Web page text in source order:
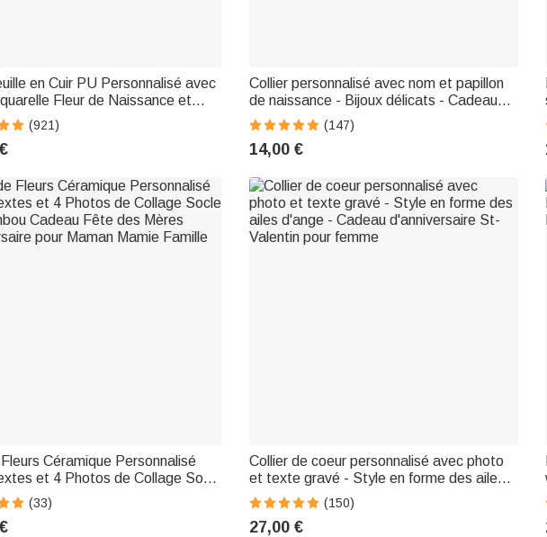
en Cuir PU Personnalisé avec
Fleur de Naissance et
Anniversaire pour Femme
(921)
Collier personnalisé avec nom et papillon
de naissance - Bijoux délicats - Cadeau
d'anniversaire pour femmes
(147)
14,00 €
Céramique Personnalisé
et 4 Photos de Collage Socle
Cadeau Fête des Mères
pour Maman Mamie Famille
(33)
Collier de coeur personnalisé avec photo
et texte gravé - Style en forme des ailes
d'ange - Cadeau d'anniversaire St-
Valentin pour femme
(150)
27,00 €